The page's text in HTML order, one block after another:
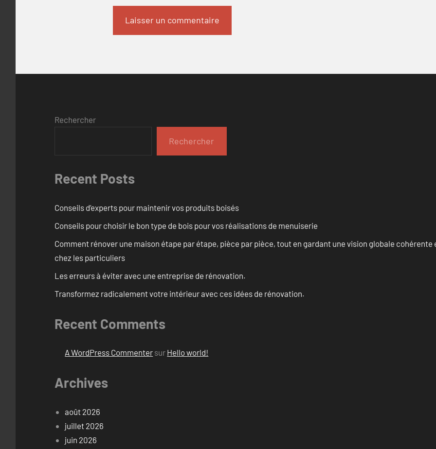
Rechercher
Rechercher
Recent Posts
Conseils d’experts pour maintenir vos produits boisés
Conseils pour choisir le bon type de bois pour vos réalisations de menuiserie
Comment rénover une maison étape par étape, pièce par pièce, tout en gardant une vision globale
chez les particuliers
Les erreurs à éviter avec une entreprise de rénovation.
Transformez radicalement votre intérieur avec ces idées de rénovation.
Recent Comments
A WordPress Commenter sur Hello world!
Archives
août 2026
juillet 2026
juin 2026